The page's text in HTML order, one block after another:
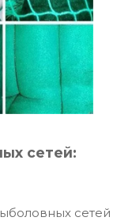
сетей:
сетей